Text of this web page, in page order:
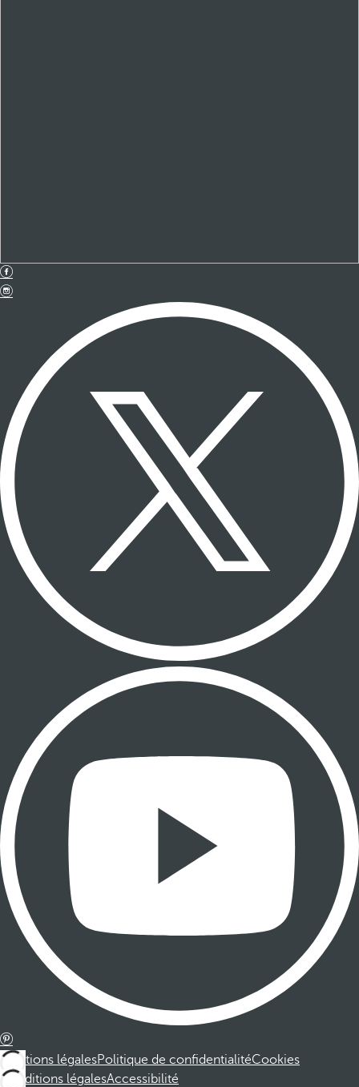
Mentions légalesPolitique de confidentialitéCookies
Conditions légalesAccessibilité